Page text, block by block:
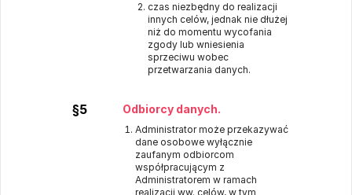
czas niezbędny do realizacji
innych celów, jednak nie dłużej
niż do momentu wycofania
zgody lub wniesienia
sprzeciwu wobec
przetwarzania danych.
§5 Odbiorcy danych.
Administrator może przekazywać
dane osobowe wyłącznie
zaufanym odbiorcom
współpracującym z
Administratorem w ramach
realizacji ww. celów, w tym